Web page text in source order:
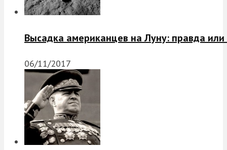
Высадка американцев на Луну: правда
06/11/2017